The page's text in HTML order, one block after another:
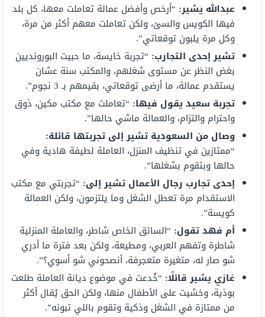
عبدالله يشير: “أرخص وأفضل عمالة تعاملت معها، كل بلد
فيها الكويس والسئ، ولكن تعاملت معهم أكثر من مرة،
وكل مرة يلبون توقعاتي”.
تشير إحدى التجارب: “تجربة خايسة، ما حبيت البورونديين
بغض النظر عن مستوى شغلهم، والمكتب سنة عشان
يستقدم عمالة، ما أرضى توقعاتي، بقيمهم بـ 3 نجوم”.
تجربة سعيد يقول فيها: “تعاملت مع مكتب مكين، ذوق
واحترام والتزام، والعمالة ماشي حالها”.
وصال من السعودية تشير إلى تجربتها قائلة:
“ممتازين في تنظيف المنزل، العاملة لطيفة هادية وفي
حالها وبتقوم بشغلها”.
إحدى تجارب رجال الأعمال تشير إلى: “تجربتي مع مكتب
الاستقدام مرة تعطل الشغل وما يلتزمون، ولكن العمالة
كويسة”.
أم فهد تقول: “السائق الخاص شاطر، والعاملة المنزلية
شاطرة وتفهم العربي، ومطيعة، ولكن بعد فترة ما أدري
شو صار له، متغيرة متعجرفة، أنصحوني شو أسوي؟”.
غازي يشير قائلًا: “خُدعت في موضوع ديانة العاملة طلعت
بوذية، وخشيت على الأطفال منها، ولكن الحق يُقال أكثر
من ممتازة في الشغل وذكية وتقوم باللي تبونه”.